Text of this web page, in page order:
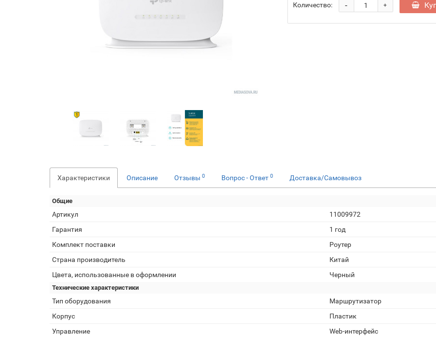
Количество: +
-
Характеристики Описание Отзывы 0 Вопрос - Ответ 0 Доставка/Самовывоз
Общие
Артикул
11009972
Гарантия
1 год
Комплект поставки
Роутер
Страна производитель
Китай
Цвета, использованные в оформлении
Черный
Технические характеристики
Тип оборудования
Маршрутизатор
Корпус
Пластик
Управление
Web-интерфейс